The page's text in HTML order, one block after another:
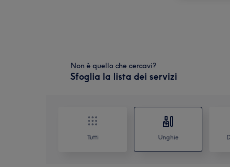
Non è quello che cercavi?
Sfoglia la lista dei servizi
Tutti Unghie